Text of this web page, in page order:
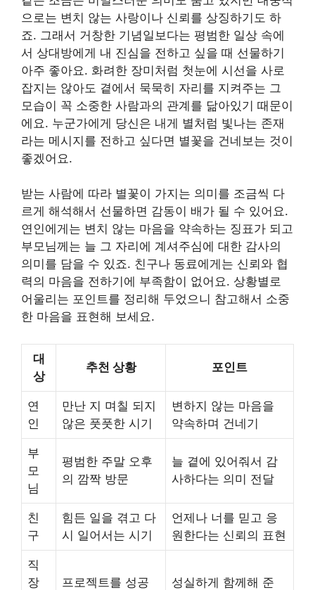
으로는 변치 않는 사랑이나 신뢰를 상징하기도 하
죠. 그래서 거창한 기념일보다는 평범한 일상 속에
서 상대방에게 내 진심을 전하고 싶을 때 선물하기
아주 좋아요. 화려한 장미처럼 첫눈에 시선을 사로
잡지는 않아도 곁에서 묵묵히 자리를 지켜주는 그
모습이 꼭 소중한 사람과의 관계를 닮아있기 때문이
에요. 누군가에게 당신은 내게 별처럼 빛나는 존재
라는 메시지를 전하고 싶다면 별꽃을 건네보는 것이
좋겠어요.
받는 사람에 따라 별꽃이 가지는 의미를 조금씩 다
르게 해석해서 선물하면 감동이 배가 될 수 있어요.
연인에게는 변치 않는 마음을 약속하는 징표가 되고
부모님께는 늘 그 자리에 계셔주심에 대한 감사의
의미를 담을 수 있죠. 친구나 동료에게는 신뢰와 협
력의 마음을 전하기에 부족함이 없어요. 상황별로
어울리는 포인트를 정리해 두었으니 참고해서 소중
한 마음을 표현해 보세요.
대
상
추천 상황 포인트
연
인
만난 지 며칠 되지
않은 풋풋한 시기
변하지 않는 마음을
약속하며 건네기
부
모
님
평범한 주말 오후
의 깜짝 방문
늘 곁에 있어줘서 감
사하다는 의미 전달
친
구
힘든 일을 겪고 다
시 일어서는 시기
언제나 너를 믿고 응
원한다는 신뢰의 표현
직
장
프로젝트를 성공
성실하게 함께해 준